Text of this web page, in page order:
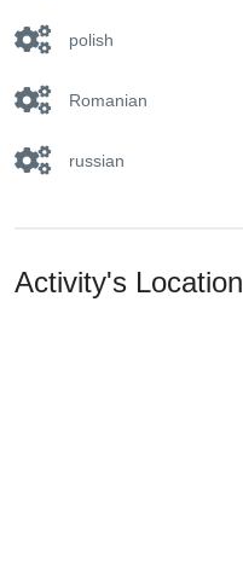
polish
Romanian
russian
Activity's Location